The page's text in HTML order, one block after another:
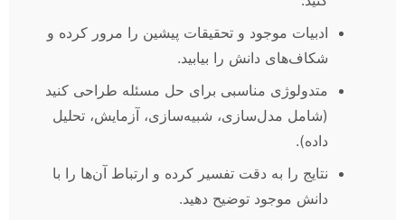
ادبیات موجود و تحقیقات پیشین را مرور کرده و
شکاف‌های دانش را بیابید.
متدولوژی مناسبی برای حل مسئله طراحی کنید
(شامل مدل‌سازی، شبیه‌سازی، آزمایش، تحلیل
داده).
نتایج را به دقت تفسیر کرده و ارتباط آن‌ها را با
دانش موجود توضیح دهید.